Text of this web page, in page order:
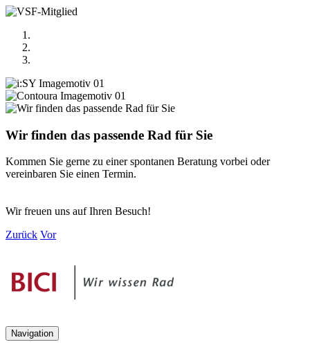
Wir finden das passende Rad für Sie
Kommen Sie gerne zu einer spontanen Beratung vorbei oder
vereinbaren Sie einen Termin.
Wir freuen uns auf Ihren Besuch!
Zurück Vor
Navigation